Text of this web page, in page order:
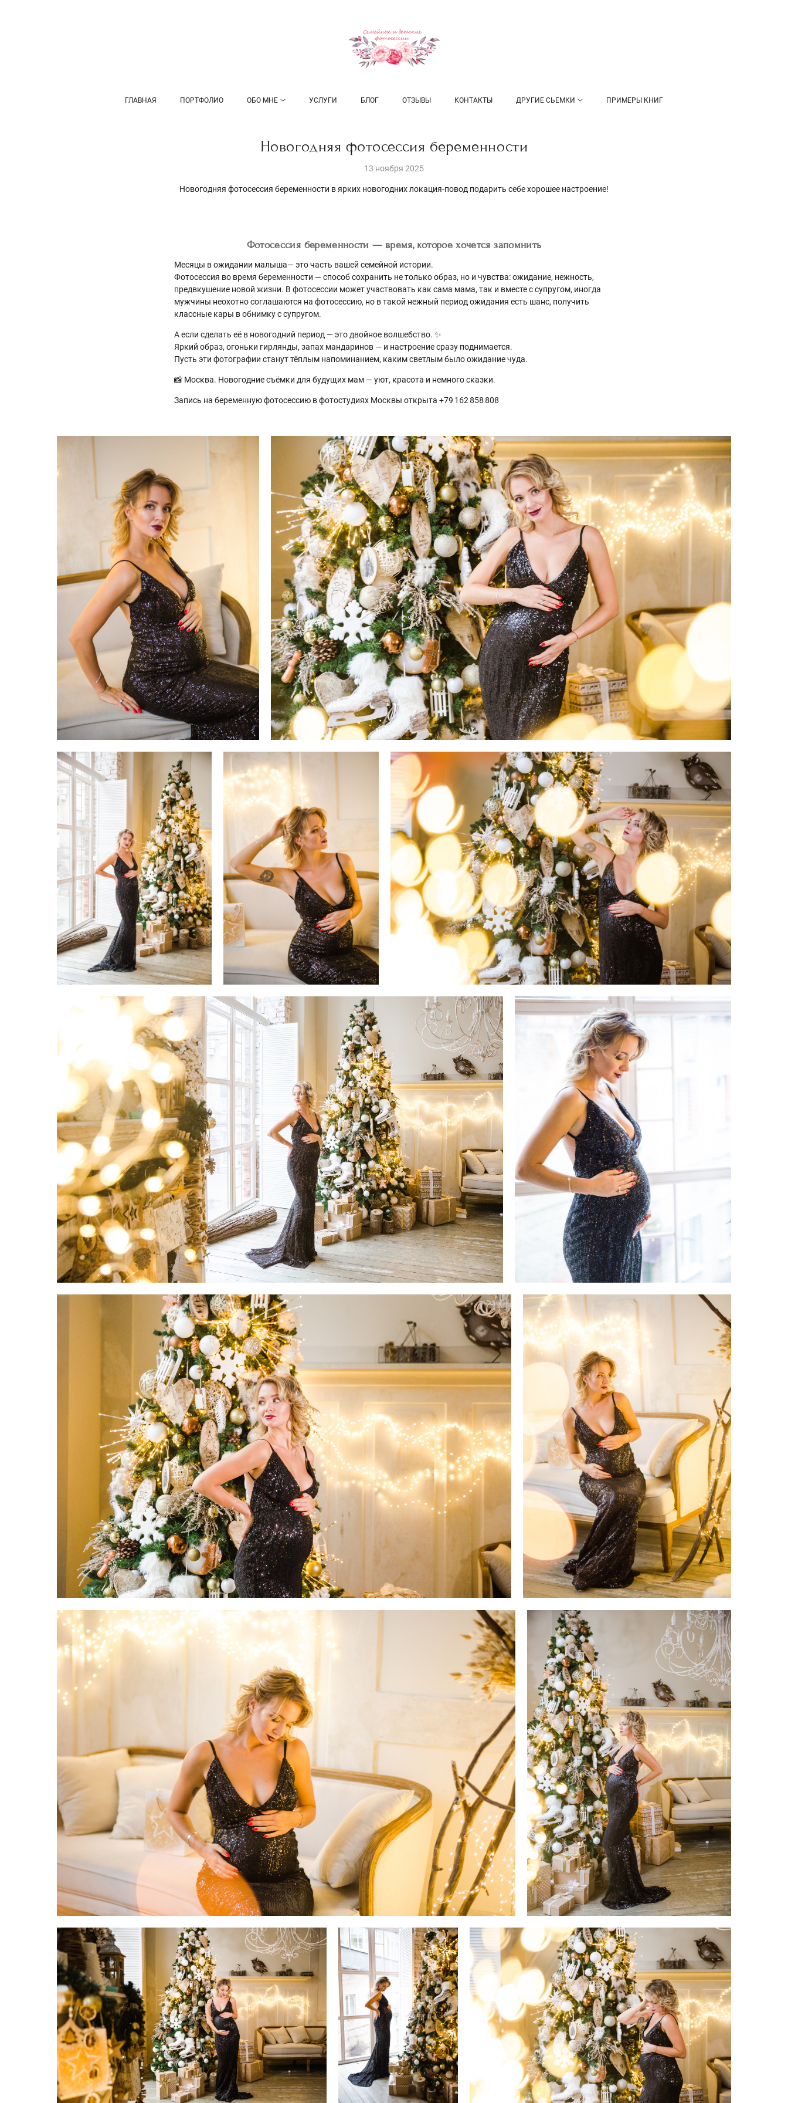
ГЛАВНАЯ ПОРТФОЛИО ОБО МНЕ УСЛУГИ БЛОГ ОТЗЫВЫ КОНТАКТЫ ДРУГИЕ СЬЕМКИ ПРИМЕРЫ КНИГ
Новогодняя фотосессия беременности
13 ноября 2025
Новогодняя фотосессия беременности в ярких новогодних локация-повод подарить себе хорошее настроение!
Фотосессия беременности — время, которое хочется запомнить
Месяцы в ожидании малыша— это часть вашей семейной истории.
Фотосессия во время беременности — способ сохранить не только образ, но и чувства: ожидание, нежность,
предвкушение новой жизни. В фотосессии может участвовать как сама мама, так и вместе с супругом, иногда
мужчины неохотно соглашаются на фотосессию, но в такой нежный период ожидания есть шанс, получить
классные кары в обнимку с супругом.
А если сделать её в новогодний период — это двойное волшебство. ✨
Яркий образ, огоньки гирлянды, запах мандаринов — и настроение сразу поднимается.
Пусть эти фотографии станут тёплым напоминанием, каким светлым было ожидание чуда.
📸 Москва. Новогодние съёмки для будущих мам — уют, красота и немного сказки.
Запись на беременную фотосессию в фотостудиях Москвы открыта +79 162 858 808